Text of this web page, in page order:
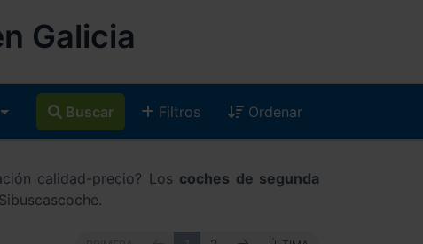
Galicia
Buscar Filtros Ordenar
calidad-precio? Los coches de segunda